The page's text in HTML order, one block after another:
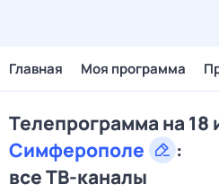
Главная Моя программа
Телепрограмма на 18
Симферополе
:
все ТВ-каналы